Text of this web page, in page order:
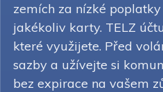
zemích za nízké
jakékoliv karty. TELZ
které využijete. Před
sazby a užívejte si
bez expirace na vašem